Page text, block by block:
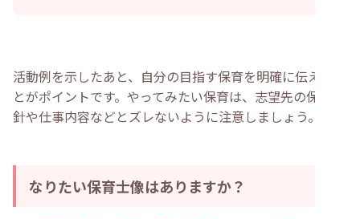
活動例を示したあと、自分の目指す保育を明確に伝えるこ
とがポイントです。やってみたい保育は、志望先の保育方
針や仕事内容などとズレないように注意しましょう。
なりたい保育士像はありますか？